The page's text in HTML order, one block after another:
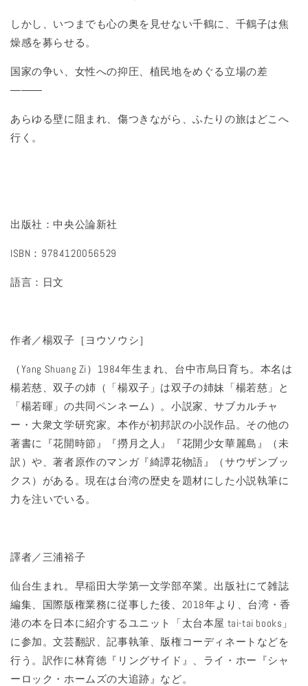
しかし、いつまでも心の奥を見せない千鶴に、千鶴子は焦
燥感を募らせる。
国家の争い、女性への抑圧、植民地をめぐる立場の差
―――
あらゆる壁に阻まれ、傷つきながら、ふたりの旅はどこへ
行く。
出版社：中央公論新社
ISBN：9784120056529
語言：日文
作者／楊双子［ヨウソウシ］
（Yang Shuang Zi）1984年生まれ、台中市烏日育ち。本名は
楊若慈、双子の姉（「楊双子」は双子の姉妹「楊若慈」と
「楊若暉」の共同ペンネーム）。小説家、サブカルチャ
ー・大衆文学研究家。本作が初邦訳の小説作品。その他の
著書に『花開時節』『撈月之人』『花開少女華麗島』（未
訳）や、著者原作のマンガ『綺譚花物語』（サウザンブッ
クス）がある。現在は台湾の歴史を題材にした小説執筆に
力を注いでいる。
譯者／三浦裕子
仙台生まれ。早稲田大学第一文学部卒業。出版社にて雑誌
編集、国際版権業務に従事した後、2018年より、台湾・香
港の本を日本に紹介するユニット「太台本屋 tai-tai books」
に参加。文芸翻訳、記事執筆、版権コーディネートなどを
行う。訳作に林育徳『リングサイド』、ライ・ホー『シャ
ーロック・ホームズの大追跡』など。